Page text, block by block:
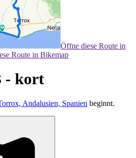
Öffne diese Route in
Route in Bikemap
- kort
Andalusien, Spanien beginnt.